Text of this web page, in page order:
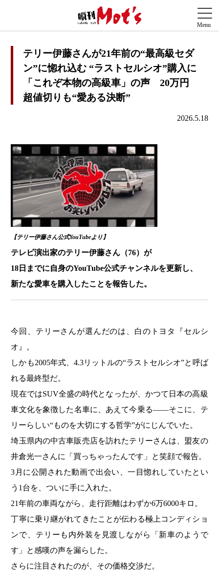
テリー伊藤さんが21年前の“最高級セダ
ン”に惚れ込む “ラストセルシオ”購入に
「これぞ本物の高級車」の声 20万円
超値切りも“愛ある決断”
2026.5.18
【テリー伊藤さん公式YouTubeより】
テレビ演出家のテリー伊藤さん（76）が
18日までに自身のYouTube公式チャンネルを更新し、
新たな愛車を購入したことを報告した。
今回、テリーさんが選んだのは、白のトヨタ『セルシ
オ』。
しかも2005年式、4.3リットルの“ラストセルシオ”と呼ば
れる最終型だ。
現在ではSUV全盛の時代となったが、かつて日本の高級
車文化を象徴した名車に、あえて今乗る――そこに、テ
リーらしい“ものを大切にする哲学”がにじんでいた。
埼玉県内の中古車販売店を訪れたテリーさんは、盟友の
井倉光一さんに「買っちゃったんです」と笑顔で報告。
3月に公開された動画で出会い、一目惚れしていたとい
う1台を、ついに手に入れた。
21年前の車両ながら、走行距離はわずか6万6000キロ。
丁寧に乗り継がれてきたことが伝わる極上コンディショ
ンで、テリーも内外装を見渡しながら「新車のようで
す」と感嘆の声を漏らした。
さらに注目されたのが、その価格交渉だ。